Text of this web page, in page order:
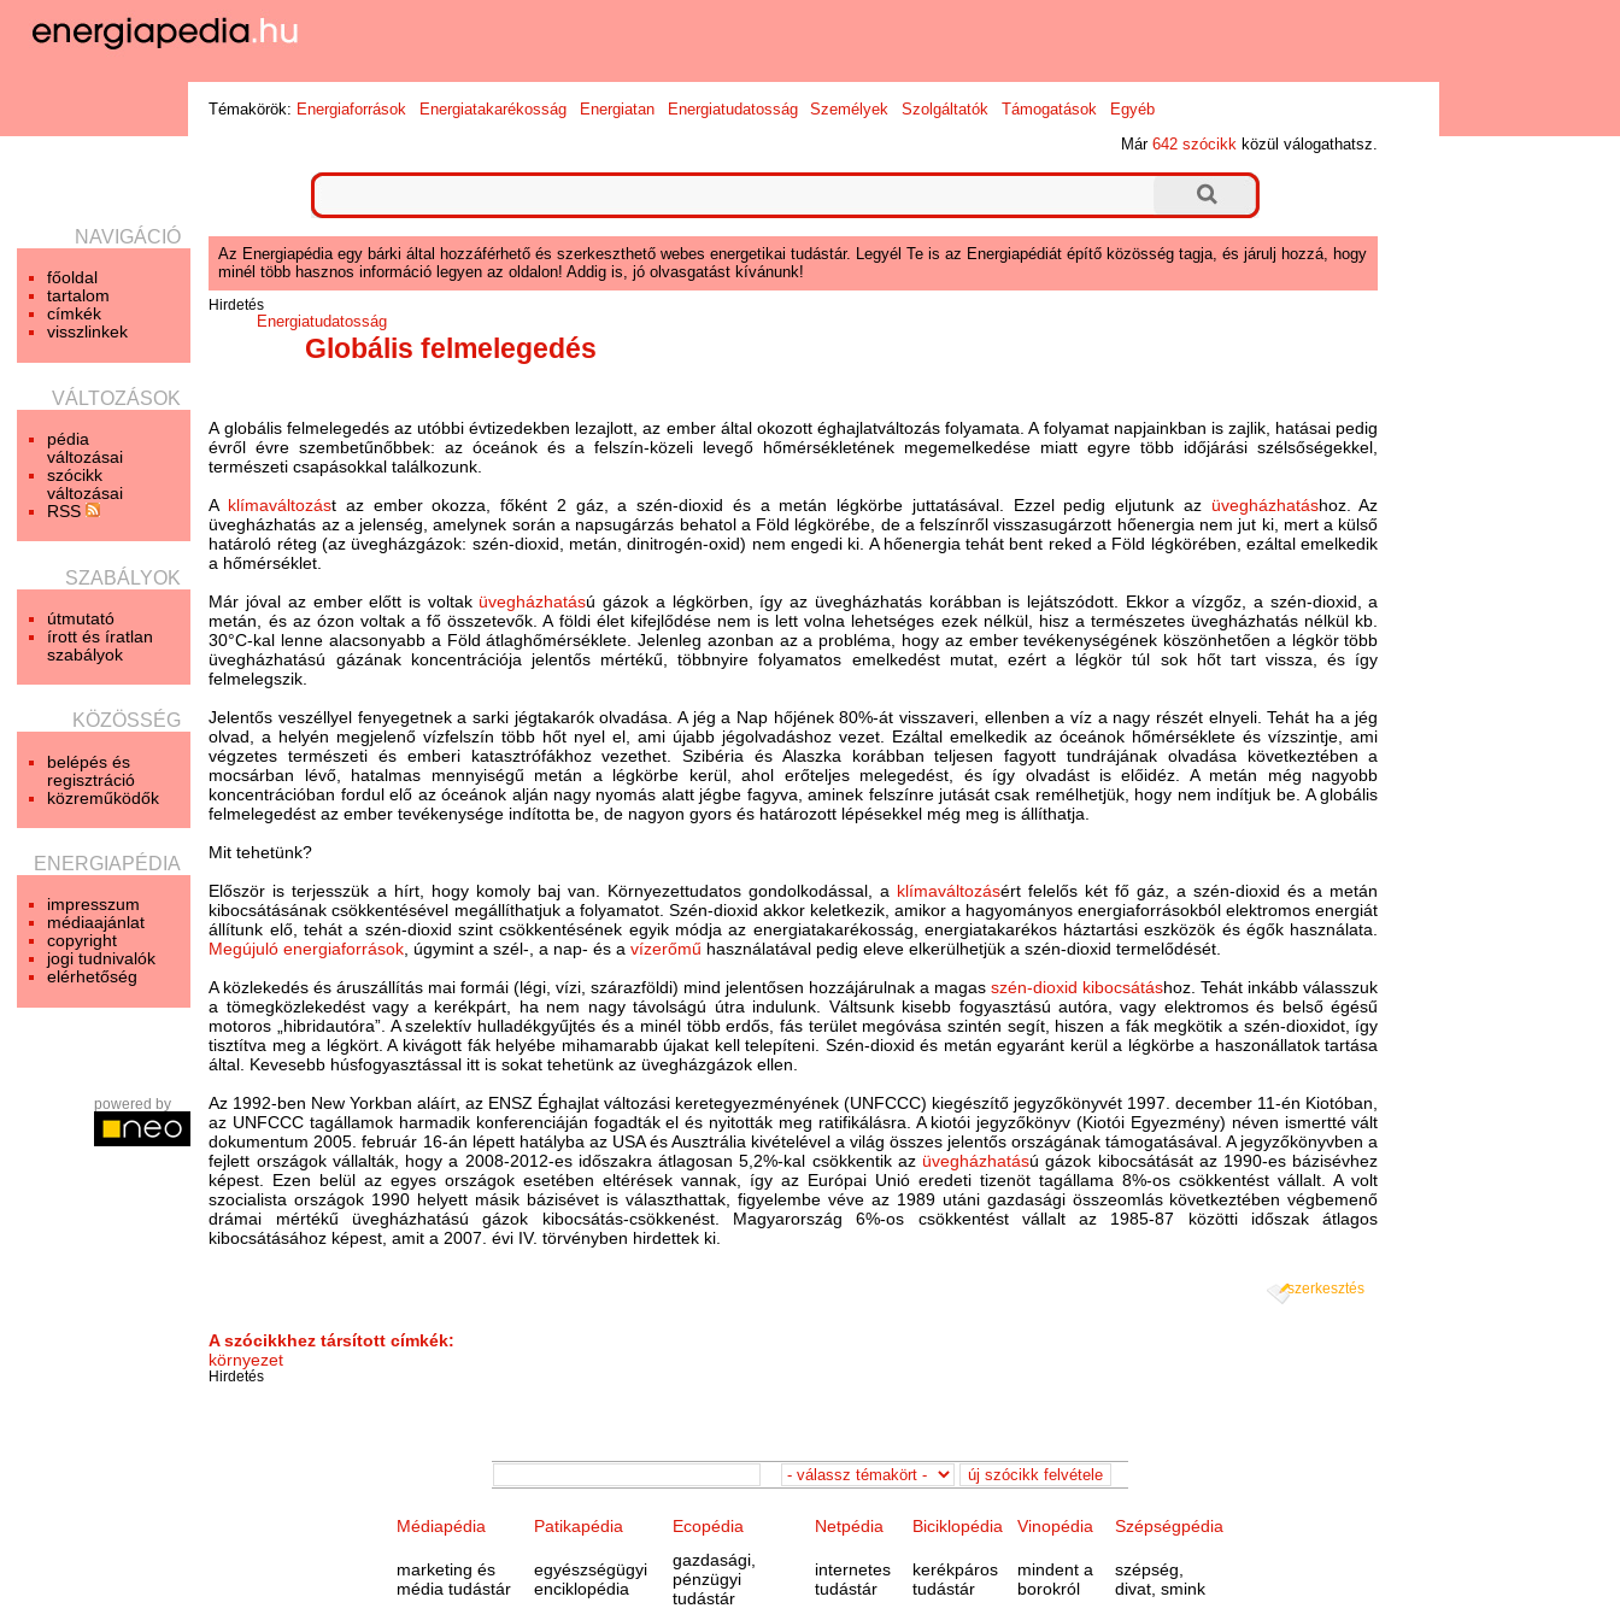
NAVIGÁCIÓ
főoldal
tartalom
címkék
visszlinkek
VÁLTOZÁSOK
pédia
változásai
szócikk
változásai
RSS
SZABÁLYOK
útmutató
írott és íratlan
szabályok
KÖZÖSSÉG
belépés és
regisztráció
közreműködők
ENERGIAPÉDIA
impresszum
médiaajánlat
copyright
jogi tudnivalók
elérhetőség
powered by
Témakörök: Energiaforrások Energiatakarékosság Energiatan Energiatudatosság Személyek Szolgáltatók Támogatások
Egyéb
Már642 szócikk közül válogathatsz.
Az Energiapédia egy bárki által hozzáférhető és szerkeszthető webes energetikai tudástár. Legyél Te is az Energiapédiát építő közösség tagja, és járulj hozzá, hogy
minél több hasznos információ legyen az oldalon! Addig is, jó olvasgatást kívánunk!
Hirdetés
Energiatudatosság
Globális felmelegedés
A globális felmelegedés az utóbbi évtizedekben lezajlott, az ember által okozott éghajlatváltozás folyamata. A folyamat napjainkban is zajlik, hatásai pedig
évről évre szembetűnőbbek: az óceánok és a felszín-közeli levegő hőmérsékletének megemelkedése miatt egyre több időjárási szélsőségekkel,
természeti csapásokkal találkozunk.
A klímaváltozást az ember okozza, főként 2 gáz, a szén-dioxid és a metán légkörbe juttatásával. Ezzel pedig eljutunk az üvegházhatáshoz. Az
üvegházhatás az a jelenség, amelynek során a napsugárzás behatol a Föld légkörébe, de a felszínről visszasugárzott hőenergia nem jut ki, mert a külső
határoló réteg (az üvegházgázok: szén-dioxid, metán, dinitrogén-oxid) nem engedi ki. A hőenergia tehát bent reked a Föld légkörében, ezáltal emelkedik
a hőmérséklet.
Már jóval az ember előtt is voltak üvegházhatású gázok a légkörben, így az üvegházhatás korábban is lejátszódott. Ekkor a vízgőz, a szén-dioxid, a
metán, és az ózon voltak a fő összetevők. A földi élet kifejlődése nem is lett volna lehetséges ezek nélkül, hisz a természetes üvegházhatás nélkül kb.
30°C-kal lenne alacsonyabb a Föld átlaghőmérséklete. Jelenleg azonban az a probléma, hogy az ember tevékenységének köszönhetően a légkör több
üvegházhatású gázának koncentrációja jelentős mértékű, többnyire folyamatos emelkedést mutat, ezért a légkör túl sok hőt tart vissza, és így
felmelegszik.
Jelentős veszéllyel fenyegetnek a sarki jégtakarók olvadása. A jég a Nap hőjének 80%-át visszaveri, ellenben a víz a nagy részét elnyeli. Tehát ha a jég
olvad, a helyén megjelenő vízfelszín több hőt nyel el, ami újabb jégolvadáshoz vezet. Ezáltal emelkedik az óceánok hőmérséklete és vízszintje, ami
végzetes természeti és emberi katasztrófákhoz vezethet. Szibéria és Alaszka korábban teljesen fagyott tundrájának olvadása következtében a
mocsárban lévő, hatalmas mennyiségű metán a légkörbe kerül, ahol erőteljes melegedést, és így olvadást is előidéz. A metán még nagyobb
koncentrációban fordul elő az óceánok alján nagy nyomás alatt jégbe fagyva, aminek felszínre jutását csak remélhetjük, hogy nem indítjuk be. A globális
felmelegedést az ember tevékenysége indította be, de nagyon gyors és határozott lépésekkel még meg is állíthatja.
Mit tehetünk?
Először is terjesszük a hírt, hogy komoly baj van. Környezettudatos gondolkodással, a klímaváltozásért felelős két fő gáz, a szén-dioxid és a metán
kibocsátásának csökkentésével megállíthatjuk a folyamatot. Szén-dioxid akkor keletkezik, amikor a hagyományos energiaforrásokból elektromos energiát
állítunk elő, tehát a szén-dioxid szint csökkentésének egyik módja az energiatakarékosság, energiatakarékos háztartási eszközök és égők használata.
Megújuló energiaforrások, úgymint a szél-, a nap- és avízerőmű használatával pedig eleve elkerülhetjük a szén-dioxid termelődését.
A közlekedés és áruszállítás mai formái (légi, vízi, szárazföldi) mind jelentősen hozzájárulnak a magasszén-dioxid kibocsátáshoz. Tehát inkább válasszuk
a tömegközlekedést vagy a kerékpárt, ha nem nagy távolságú útra indulunk. Váltsunk kisebb fogyasztású autóra, vagy elektromos és belső égésű
motoros „hibridautóra”. A szelektív hulladékgyűjtés és a minél több erdős, fás terület megóvása szintén segít, hiszen a fák megkötik a szén-dioxidot, így
tisztítva meg a légkört. A kivágott fák helyébe mihamarabb újakat kell telepíteni. Szén-dioxid és metán egyaránt kerül a légkörbe a haszonállatok tartása
által. Kevesebb húsfogyasztással itt is sokat tehetünk az üvegházgázok ellen.
Az 1992-ben New Yorkban aláírt, az ENSZ Éghajlat változási keretegyezményének (UNFCCC) kiegészítő jegyzőkönyvét 1997. december 11-én Kiotóban,
az UNFCCC tagállamok harmadik konferenciáján fogadták el és nyitották meg ratifikálásra. A kiotói jegyzőkönyv (Kiotói Egyezmény) néven ismertté vált
dokumentum 2005. február 16-án lépett hatályba az USA és Ausztrália kivételével a világ összes jelentős országának támogatásával. A jegyzőkönyvben a
fejlett országok vállalták, hogy a 2008-2012-es időszakra átlagosan 5,2%-kal csökkentik az üvegházhatású gázok kibocsátását az 1990-es bázisévhez
képest. Ezen belül az egyes országok esetében eltérések vannak, így az Európai Unió eredeti tizenöt tagállama 8%-os csökkentést vállalt. A volt
szocialista országok 1990 helyett másik bázisévet is választhattak, figyelembe véve az 1989 utáni gazdasági összeomlás következtében végbemenő
drámai mértékű üvegházhatású gázok kibocsátás-csökkenést. Magyarország 6%-os csökkentést vállalt az 1985-87 közötti időszak átlagos
kibocsátásához képest, amit a 2007. évi IV. törvényben hirdettek ki.
szerkesztés
A szócikkhez társított címkék:
környezet
Hirdetés
Médiapédia Patikapédia Ecopédia Netpédia Biciklopédia Vinopédia Szépségpédia
marketing és
média tudástár
egyészségügyi
enciklopédia
gazdasági,
pénzügyi
tudástár
internetes
tudástár
kerékpáros
tudástár
mindent a
borokról
szépség,
divat, smink